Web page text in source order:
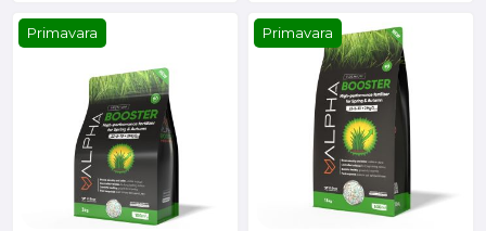
Primavara Primavara